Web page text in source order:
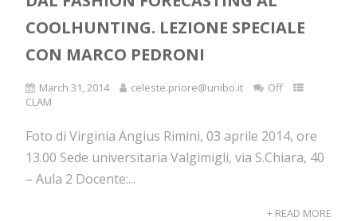
COOLHUNTING. LEZIONE SPECIALE
CON MARCO PEDRONI
March 31, 2014 celeste.priore@unibo.it
Off
CLAM
Foto di Virginia Angius Rimini, 03 aprile 2014, ore
13.00 Sede universitaria Valgimigli, via S.Chiara, 40
– Aula 2 Docente:...
+ READ MORE